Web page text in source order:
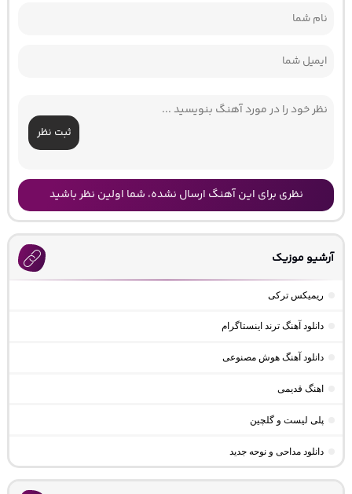
ثبت نظر
نظری برای این آهنگ ارسال نشده، شما اولین نظر باشید
آرشیو موزیک
ریمیکس ترکی
دانلود آهنگ ترند اینستاگرام
دانلود آهنگ هوش مصنوعی
اهنگ قدیمی
پلی لیست و گلچین
دانلود مداحی و نوحه جدید